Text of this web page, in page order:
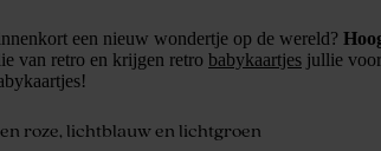
een nieuw wondertje op de wereld?
van retro en krijgen retro babykaartjes jullie
roze, lichtblauw en lichtgroen